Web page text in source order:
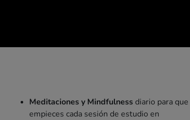
Meditaciones y Mindfulness diario para que
empieces cada sesión de estudio en